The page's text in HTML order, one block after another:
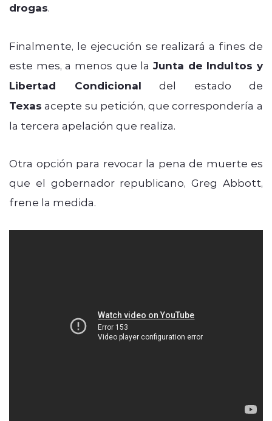
drogas.
Finalmente, le ejecución se realizará a fines de
este mes, a menos que la Junta de Indultos y
Libertad Condicional del estado de
Texas acepte su petición, que correspondería a
la tercera apelación que realiza.
Otra opción para revocar la pena de muerte es
que el gobernador republicano, Greg Abbott,
frene la medida.